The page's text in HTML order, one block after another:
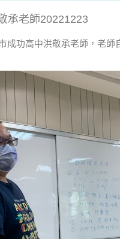
承老師20221223
功高中洪敬承老師，老師